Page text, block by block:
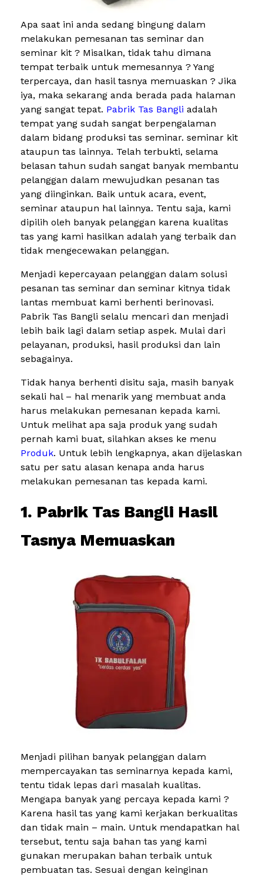
Apa saat ini anda sedang bingung dalam
melakukan pemesanan tas seminar dan
seminar kit ? Misalkan, tidak tahu dimana
tempat terbaik untuk memesannya ? Yang
terpercaya, dan hasil tasnya memuaskan ? Jika
iya, maka sekarang anda berada pada halaman
yang sangat tepat. Pabrik Tas Bangli adalah
tempat yang sudah sangat berpengalaman
dalam bidang produksi tas seminar. seminar kit
ataupun tas lainnya. Telah terbukti, selama
belasan tahun sudah sangat banyak membantu
pelanggan dalam mewujudkan pesanan tas
yang diinginkan. Baik untuk acara, event,
seminar ataupun hal lainnya. Tentu saja, kami
dipilih oleh banyak pelanggan karena kualitas
tas yang kami hasilkan adalah yang terbaik dan
tidak mengecewakan pelanggan.
Menjadi kepercayaan pelanggan dalam solusi
pesanan tas seminar dan seminar kitnya tidak
lantas membuat kami berhenti berinovasi.
Pabrik Tas Bangli selalu mencari dan menjadi
lebih baik lagi dalam setiap aspek. Mulai dari
pelayanan, produksi, hasil produksi dan lain
sebagainya.
Tidak hanya berhenti disitu saja, masih banyak
sekali hal – hal menarik yang membuat anda
harus melakukan pemesanan kepada kami.
Untuk melihat apa saja produk yang sudah
pernah kami buat, silahkan akses ke menu
Produk. Untuk lebih lengkapnya, akan dijelaskan
satu per satu alasan kenapa anda harus
melakukan pemesanan tas kepada kami.
1. Pabrik Tas Bangli Hasil
Tasnya Memuaskan
Menjadi pilihan banyak pelanggan dalam
mempercayakan tas seminarnya kepada kami,
tentu tidak lepas dari masalah kualitas.
Mengapa banyak yang percaya kepada kami ?
Karena hasil tas yang kami kerjakan berkualitas
dan tidak main – main. Untuk mendapatkan hal
tersebut, tentu saja bahan tas yang kami
gunakan merupakan bahan terbaik untuk
pembuatan tas. Sesuai dengan keinginan